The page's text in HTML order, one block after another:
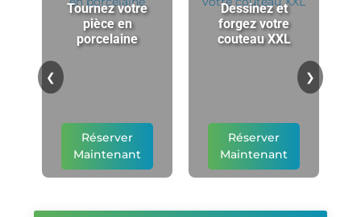
Tournez votre
pièce en
porcelaine
Réserver
Maintenant
Dessinez et
forgez votre
couteau XXL
Réserver
Maintenant
❮ ❯